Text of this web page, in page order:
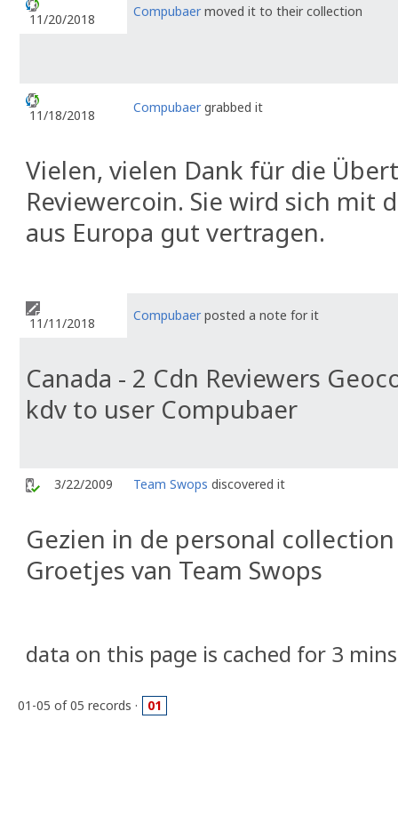
11/20/2018 Compubaer moved it to their collection
11/18/2018 Compubaergrabbed it
Vielen, vielen Dank für die
Reviewercoin. Sie wird sich mit
aus Europa gut vertragen.
11/11/2018 Compubaer posted a note for it
Canada - 2 Cdn Reviewers
kdv to user Compubaer
3/22/2009 Team Swops discovered it
Gezien in de personal
Groetjes van Team Swops
data on this page is cached for 3 mins
01-05 of 05 records · 01